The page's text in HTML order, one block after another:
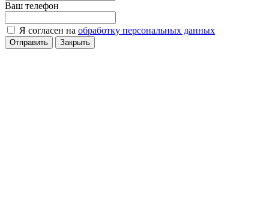
Ваш телефон
Я согласен на обработку персональных данных
Отправить Закрыть